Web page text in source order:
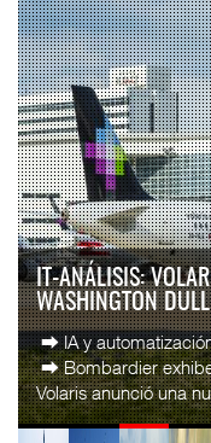
AMANAC, TREINTA
CAMBIO
La transformación
ha redefinido el
durante décadas fue